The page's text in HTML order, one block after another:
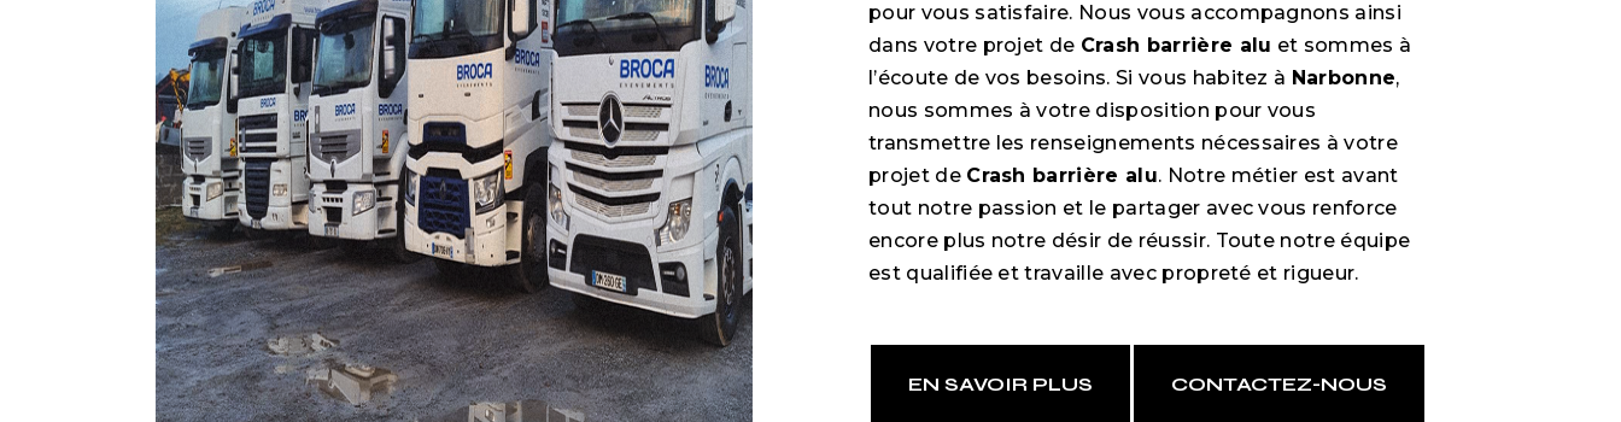
pour vous satisfaire. Nous vous accompagnons ainsi
dans votre projet de Crash barrière alu et sommes à
l’écoute de vos besoins. Si vous habitez à Narbonne,
nous sommes à votre disposition pour vous
transmettre les renseignements nécessaires à votre
projet de Crash barrière alu. Notre métier est avant
tout notre passion et le partager avec vous renforce
encore plus notre désir de réussir. Toute notre équipe
est qualifiée et travaille avec propreté et rigueur.
EN SAVOIR PLUS CONTACTEZ-NOUS